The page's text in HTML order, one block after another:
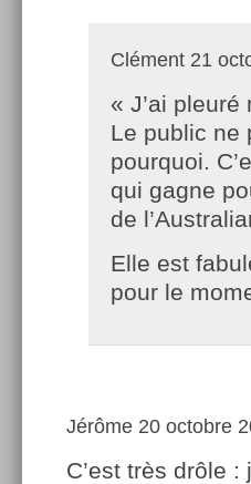
Clément 21
« J’ai
Le public ne
pourquoi.
qui gagne
de
Elle est
pour le
Jérôme 20 octobre
C’est très drôle